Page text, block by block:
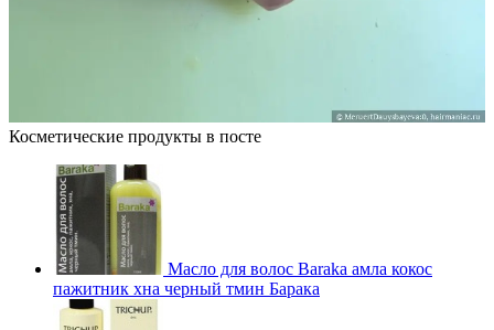
Косметические продукты в посте
Масло для волос Baraka амла кокос
пажитник хна черный тмин Барака